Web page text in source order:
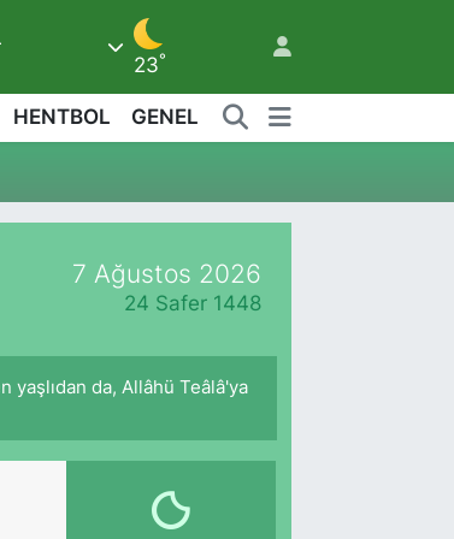
23°
HENTBOL GENEL
7 Ağustos 2026
24 Safer 1448
da, Allâhü Teâlâ'ya